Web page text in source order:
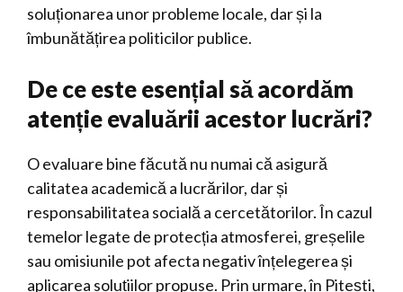
soluționarea unor probleme locale, dar și la
îmbunătățirea politicilor publice.
De ce este esențial să acordăm
atenție evaluării acestor lucrări?
O evaluare bine făcută nu numai că asigură
calitatea academică a lucrărilor, dar și
responsabilitatea socială a cercetătorilor. În cazul
temelor legate de protecția atmosferei, greșelile
sau omisiunile pot afecta negativ înțelegerea și
aplicarea soluțiilor propuse. Prin urmare, în Pitești,